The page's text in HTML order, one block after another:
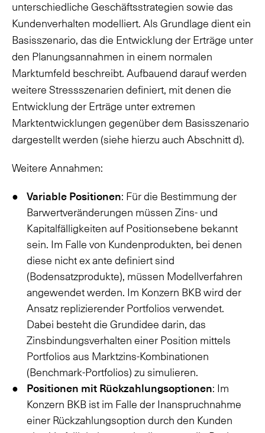
unterschiedliche Geschäftsstrategien sowie das
Kundenverhalten modelliert. Als Grundlage dient ein
Basisszenario, das die Entwicklung der Erträge unter
den Planungsannahmen in einem normalen
Marktumfeld beschreibt. Aufbauend darauf werden
weitere Stressszenarien definiert, mit denen die
Entwicklung der Erträge unter extremen
Marktentwicklungen gegenüber dem Basisszenario
dargestellt werden (siehe hierzu auch Abschnitt d).
Weitere Annahmen:
Variable Positionen: Für die Bestimmung der
Barwertveränderungen müssen Zins- und
Kapitalfälligkeiten auf Positionsebene bekannt
sein. Im Falle von Kundenprodukten, bei denen
diese nicht ex ante definiert sind
(Bodensatzprodukte), müssen Modellverfahren
angewendet werden. Im Konzern BKB wird der
Ansatz replizierender Portfolios verwendet.
Dabei besteht die Grundidee darin, das
Zinsbindungsverhalten einer Position mittels
Portfolios aus Marktzins-Kombinationen
(Benchmark-Portfolios) zu simulieren.
Positionen mit Rückzahlungsoptionen: Im
Konzern BKB ist im Falle der Inanspruchnahme
einer Rückzahlungsoption durch den Kunden